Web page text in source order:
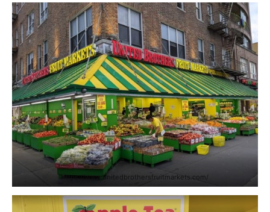
https://www.unitedbrothersfruitmarkets.com/